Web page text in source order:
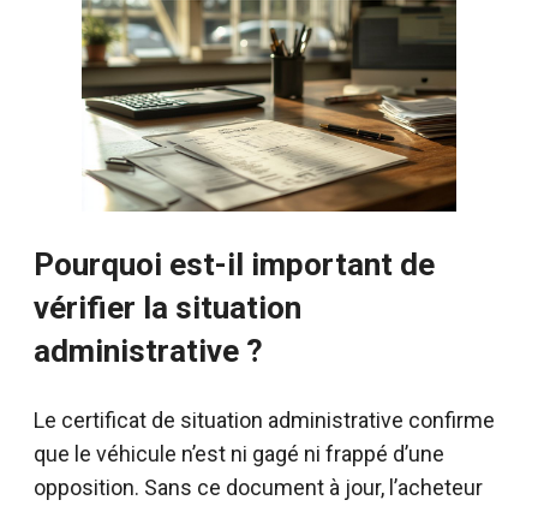
Pourquoi est-il important de
vérifier la situation
administrative ?
Le certificat de situation administrative confirme
que le véhicule n’est ni gagé ni frappé d’une
opposition. Sans ce document à jour, l’acheteur